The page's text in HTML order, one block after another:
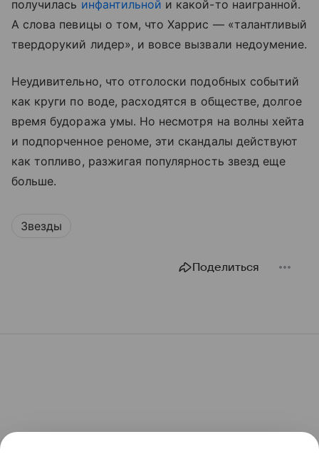
получилась инфантильной и какой-то наигранной.
А слова певицы о том, что Харрис — «талантливый
твердорукий лидер», и вовсе вызвали недоумение.
Неудивительно, что отголоски подобных событий
как круги по воде, расходятся в обществе, долгое
время будоража умы. Но несмотря на волны хейта
и подпорченное реноме, эти скандалы действуют
как топливо, разжигая популярность звезд еще
больше.
Звезды
Поделиться